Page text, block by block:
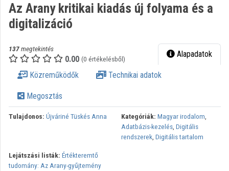
Kategóriák
Intézményi listák
Intézmények
Közreműködők
Az Arany kritikai kiadás új folyama és a
digitalizáció
137megtekintés
0.00 (0 értékelésből) Alapadatok
Közreműködők Technikai adatok
Megosztás
Tulajdonos: Újváriné Tüskés Anna Kategóriák: Magyar irodalom,
Adatbázis-kezelés, Digitális
rendszerek, Digitális tartalom
Lejátszási listák: Értékteremtő
tudomány: Az Arany-gyűjtemény